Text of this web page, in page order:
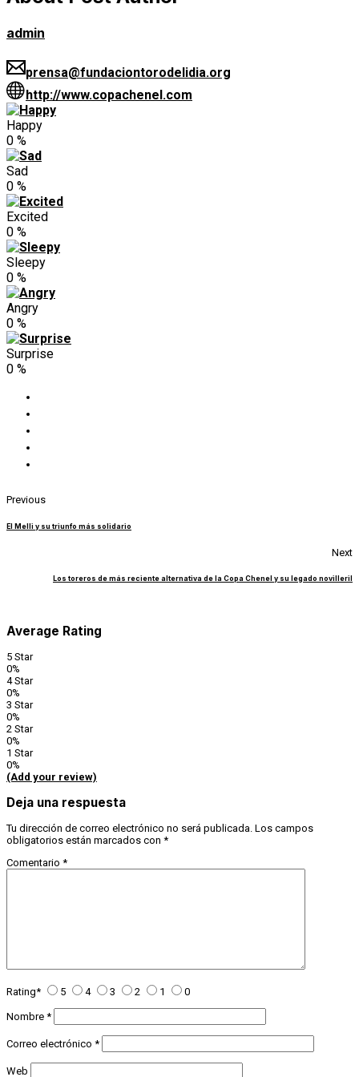
admin
prensa@fundaciontorodelidia.org
http://www.copachenel.com
Happy
0 %
Sad
0 %
Excited
0 %
Sleepy
0 %
Angry
0 %
Surprise
0 %
Previous
El Melli y su triunfo más solidario
Next
Los toreros de más reciente alternativa de la Copa Chenel y su legado novilleril
Average Rating
5 Star
0%
4 Star
0%
3 Star
0%
2 Star
0%
1 Star
0%
(Add your review)
Deja una respuesta
Tu dirección de correo electrónico no será publicada. Los campos
obligatorios están marcados con *
Comentario *
Rating* 5 4 3 2 1 0
Nombre *
Correo electrónico *
Web